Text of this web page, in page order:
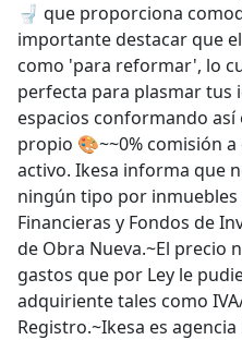
🚽 que proporciona
importante destacar que
como 'para reformar', lo
perfecta para plasmar tus
espacios conformando
propio 🎨~~0% comisión
activo. Ikesa informa que
ningún tipo por
Financieras y Fondos de
de Obra Nueva.~El precio
gastos que por Ley le
adquiriente tales como
Registro.~Ikesa es